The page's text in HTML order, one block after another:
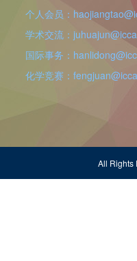
个人会员：
学术交流：
国际事务：
化学竞赛：
All Rights